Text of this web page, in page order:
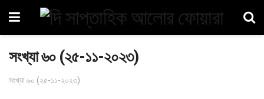
সংখ্যা ৬০ (২৫-১১-২০২৩)
সংখ্যা ৬০ (২৫-১১-২০২৩)